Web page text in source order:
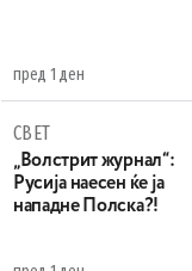
пред 1 ден
СВЕТ
„Волстрит журнал“:
Русија наесен ќе ја
нападне Полска?!